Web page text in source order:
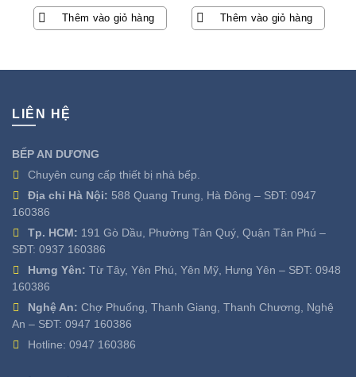
Thêm vào giỏ hàng Thêm vào giỏ hàng
LIÊN HỆ
BẾP AN DƯƠNG
Chuyên cung cấp thiết bị nhà bếp.
Địa chỉ Hà Nội: 588 Quang Trung, Hà Đông – SĐT: 0947
160386
Tp. HCM: 191 Gò Dầu, Phường Tân Quý, Quận Tân Phú –
SĐT: 0937 160386
Hưng Yên: Từ Tây, Yên Phú, Yên Mỹ, Hưng Yên – SĐT: 0948
160386
Nghệ An: Chợ Phuống, Thanh Giang, Thanh Chương, Nghệ
An – SĐT: 0947 160386
Hotline: 0947 160386